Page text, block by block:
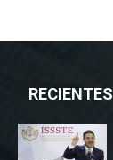
RECIENTES